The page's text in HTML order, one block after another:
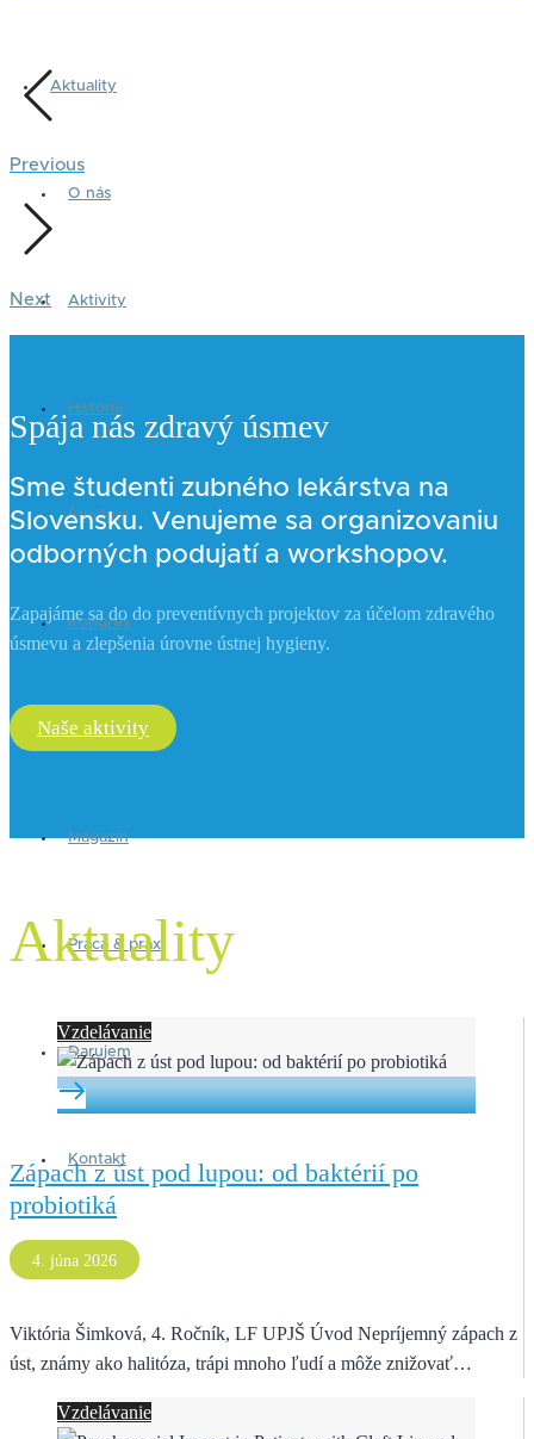
Aktuality
O nás
Aktivity
História
Štúdium
Kongres
Roadshow
Magazín
Práca & prax
Darujem
Kontakt
Previous
Next
Spája nás zdravý úsmev
Sme študenti zubného lekárstva na
Slovensku. Venujeme sa organizovaniu
odborných podujatí a workshopov.
Zapajáme sa do do preventívnych projektov za účelom zdravého
úsmevu a zlepšenia úrovne ústnej hygieny.
Naše aktivity
Aktuality
Vzdelávanie
Zápach z úst pod lupou: od baktérií po
probiotiká
4. júna 2026
Viktória Šimková, 4. Ročník, LF UPJŠ Úvod Nepríjemný zápach z
úst, známy ako halitóza, trápi mnoho ľudí a môže znižovať…
Vzdelávanie